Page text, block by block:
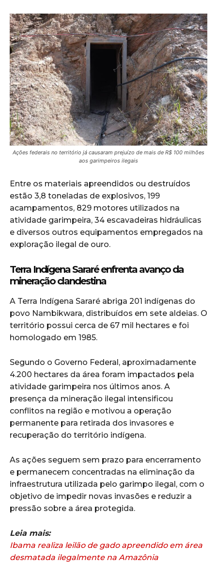
Ações federais no território já causaram prejuízo de mais de R$ 100 milhões
aos garimpeiros ilegais
Entre os materiais apreendidos ou destruídos
estão 3,8 toneladas de explosivos, 199
acampamentos, 829 motores utilizados na
atividade garimpeira, 34 escavadeiras hidráulicas
e diversos outros equipamentos empregados na
exploração ilegal de ouro.
Terra Indígena Sararé enfrenta avanço da
mineração clandestina
A Terra Indígena Sararé abriga 201 indígenas do
povo Nambikwara, distribuídos em sete aldeias. O
território possui cerca de 67 mil hectares e foi
homologado em 1985.
Segundo o Governo Federal, aproximadamente
4.200 hectares da área foram impactados pela
atividade garimpeira nos últimos anos. A
presença da mineração ilegal intensificou
conflitos na região e motivou a operação
permanente para retirada dos invasores e
recuperação do território indígena.
As ações seguem sem prazo para encerramento
e permanecem concentradas na eliminação da
infraestrutura utilizada pelo garimpo ilegal, com o
objetivo de impedir novas invasões e reduzir a
pressão sobre a área protegida.
Leia mais:
Ibama realiza leilão de gado apreendido em área
desmatada ilegalmente na Amazônia